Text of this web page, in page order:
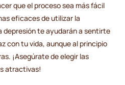
que el proceso sea más fácil
eficaces de utilizar la
depresión te ayudarán a sentirte
con tu vida, aunque al principio
¡Asegúrate de elegir las
atractivas!